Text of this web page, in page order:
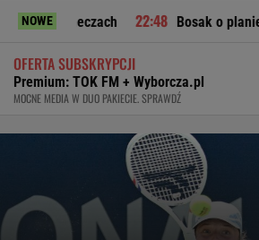
NOWE Bosak o planie PiS ws.
OFERTA SUBSKRYPCJI
Premium: TOK FM + Wyborcza.pl
MOCNE MEDIA W DUO PAKIECIE. SPRAWDŹ